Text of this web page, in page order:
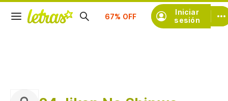
Iniciar
sesión
Suscríbete